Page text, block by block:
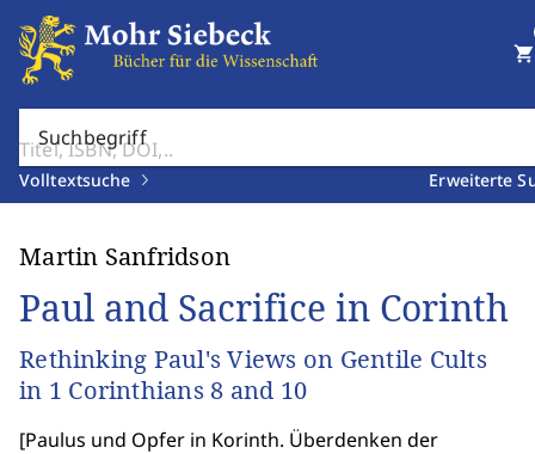
Suchbegriff
Volltextsuche Erweiterte
shopping_cart
Martin Sanfridson
Paul and Sacrifice in Corinth
Rethinking Paul's Views on Gentile Cults
in 1 Corinthians 8 and 10
[Paulus und Opfer in Korinth. Überdenken der